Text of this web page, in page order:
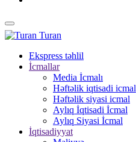
Turan
Ekspress təhlil
İcmallar
Media İcmalı
Həftəlik iqtisadi icmal
Həftəlik siyasi icmal
Aylıq İqtisadi İcmal
Aylıq Siyasi İcmal
İqtisadiyyat